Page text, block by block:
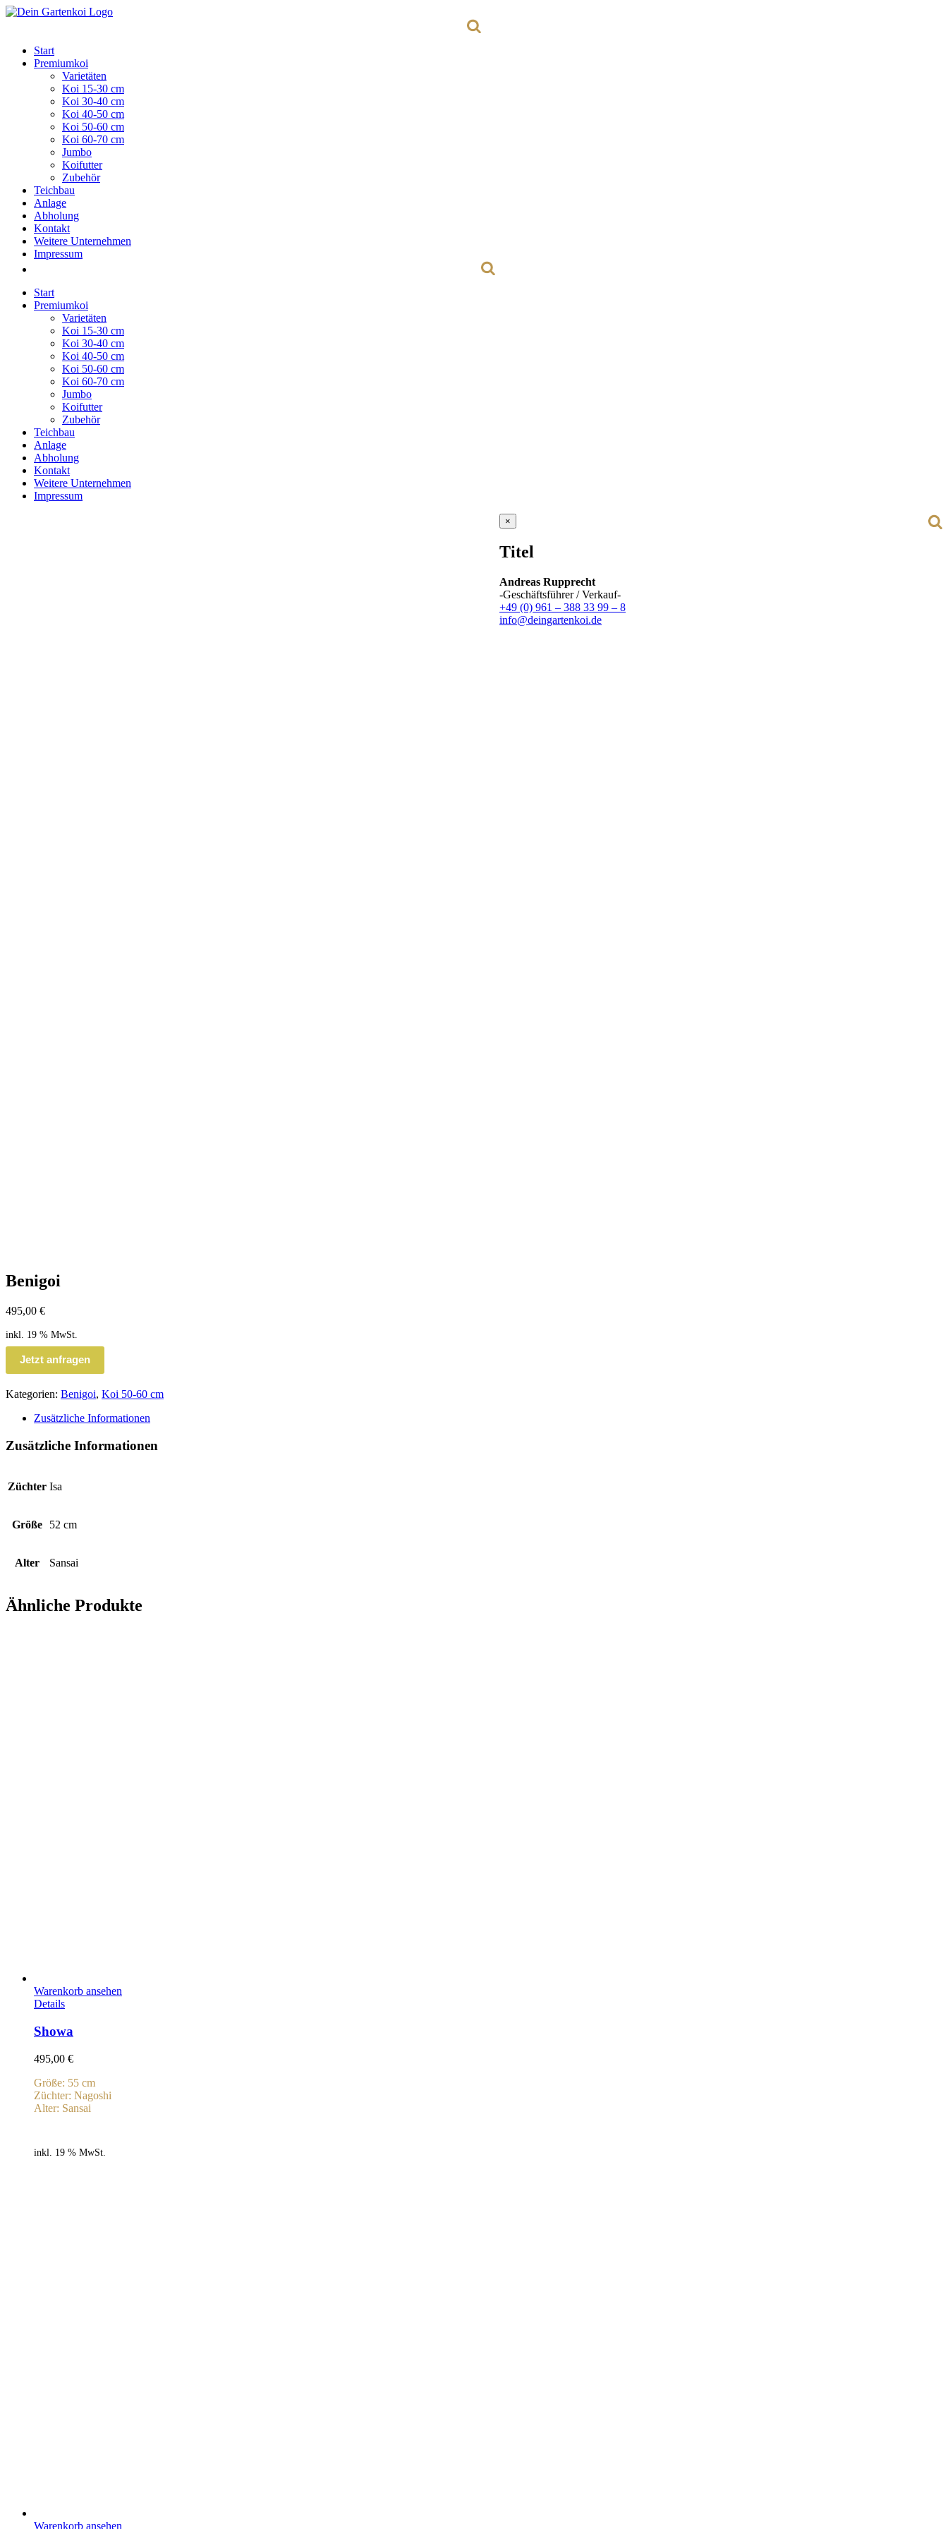
Zum
Start
Premiumkoi
Varietäten
Koi 15-30 cm
Koi 30-40 cm
Koi 40-50 cm
Koi 50-60 cm
Koi 60-70 cm
Jumbo
Koifutter
Zubehör
Teichbau
Anlage
Abholung
Kontakt
Weitere Unternehmen
Impressum
Start
Premiumkoi
Varietäten
Koi 15-30 cm
Koi 30-40 cm
Koi 40-50 cm
Koi 50-60 cm
Koi 60-70 cm
Jumbo
Koifutter
Zubehör
Teichbau
Anlage
Abholung
Kontakt
Weitere Unternehmen
Impressum
Benigoi
495,00 €
inkl. 19 % MwSt.
Jetzt anfragen
Kategorien: Benigoi, Koi 50-60 cm
Zusätzliche Informationen
Zusätzliche Informationen
Züchter Isa
Größe 52 cm
Alter Sansai
Ähnliche Produkte
Warenkorb ansehen
Details
Showa
495,00 €
Größe: 55 cm
Züchter: Nagoshi
Alter: Sansai
inkl. 19 % MwSt.
Warenkorb ansehen
Close
product
view
×
Titel
Andreas Rupprecht
-Geschäftsführer / Verkauf-
+49 (0) 961 – 388 33 99 – 8
info@deingartenkoi.de